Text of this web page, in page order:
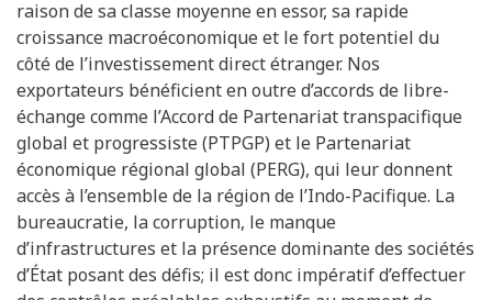
raison de sa classe moyenne en essor, sa rapide
croissance macroéconomique et le fort potentiel du
côté de l’investissement direct étranger. Nos
exportateurs bénéficient en outre d’accords de libre-
échange comme l’Accord de Partenariat transpacifique
global et progressiste (PTPGP) et le Partenariat
économique régional global (PERG), qui leur donnent
accès à l’ensemble de la région de l’Indo-Pacifique. La
bureaucratie, la corruption, le manque
d’infrastructures et la présence dominante des sociétés
d’État posant des défis; il est donc impératif d’effectuer